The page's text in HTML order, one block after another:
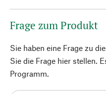
Frage zum Produkt
Sie haben eine Frage zu
Sie die Frage hier stellen.
Programm.